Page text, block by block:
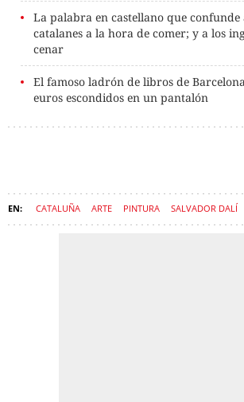
La palabra en castellano que confunde
catalanes a la hora de comer; y a los
cenar
El famoso ladrón de libros de
euros escondidos en un pantalón
CATALUÑA ARTE PINTURA SALVADOR DALÍ